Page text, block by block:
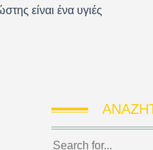
είναι ένα υγιές